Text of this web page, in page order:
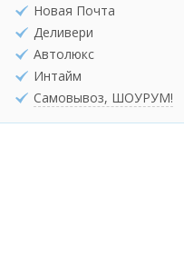
Новая Почта
Деливери
Автолюкс
Интайм
Самовывоз, ШОУРУМ!